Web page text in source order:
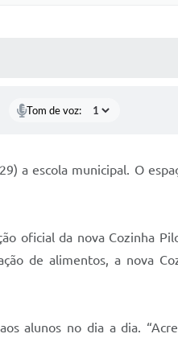
Tom de voz:
a escola municipal. O
oficial da nova Cozinha
de alimentos, a nova
alunos no dia a dia.